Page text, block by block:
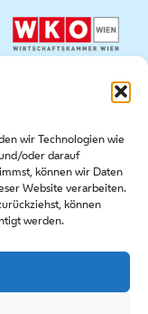
wir Technologien wie
oder darauf
können wir Daten
Website verarbeiten.
können
werden.
|